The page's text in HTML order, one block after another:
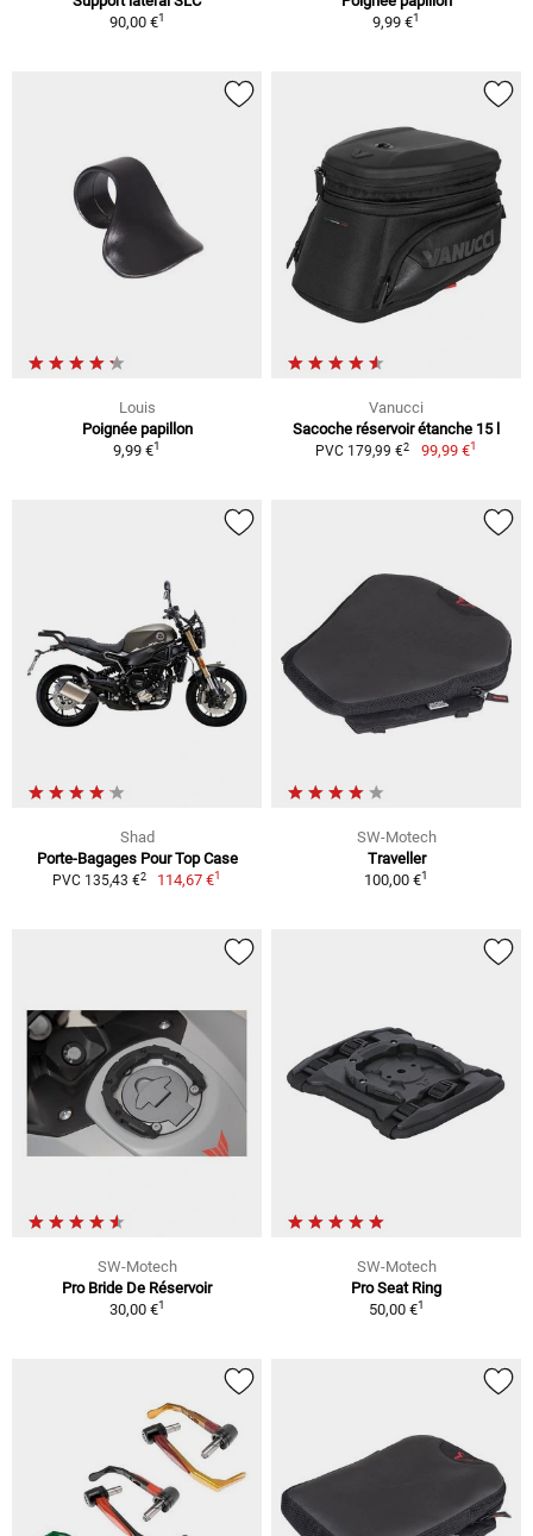
90,00 €1
9,99 €1
Louis
Poignée papillon
9,99 €1
Vanucci
Sacoche réservoir étanche 15 l
PVC 179,99 €2 99,99 €1
Shad
Porte-Bagages Pour Top Case
PVC 135,43 €2 114,67 €1
SW-Motech
Traveller
100,00 €1
SW-Motech
Pro Bride De Réservoir
30,00 €1
SW-Motech
Pro Seat Ring
50,00 €1